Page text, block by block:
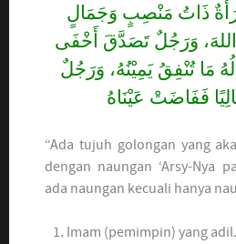
ذَاتُ مَنْصِبٍ وَجَمَالٍ
وَرَجُلٌ تَصَدَّقَ أَخْفَى
مَا تُنْفِقُ يَمِيْنُهُ، وَرَجُلٌ
فَفَاضَتْ عَيْنَاهُ
“Ada tujuh golongan yang
dengan naungan ‘Arsy-Nya
ada naungan kecuali hanya
Imam (pemimpin) yang adil.